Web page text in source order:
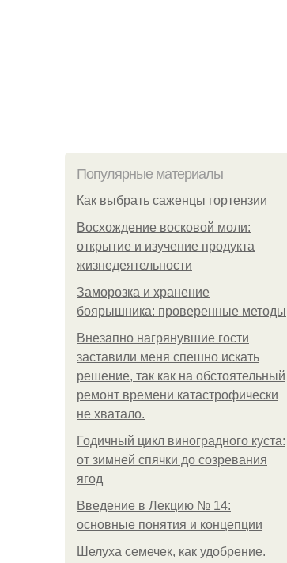
Популярные материалы
Как выбрать саженцы гортензии
Восхождение восковой моли:
открытие и изучение продукта
жизнедеятельности
Заморозка и хранение
боярышника: проверенные методы
Внезапно нагрянувшие гости
заставили меня спешно искать
решение, так как на обстоятельный
ремонт времени катастрофически
не хватало.
Годичный цикл виноградного куста:
от зимней спячки до созревания
ягод
Введение в Лекцию № 14:
основные понятия и концепции
Шелуха семечек, как удобрение.